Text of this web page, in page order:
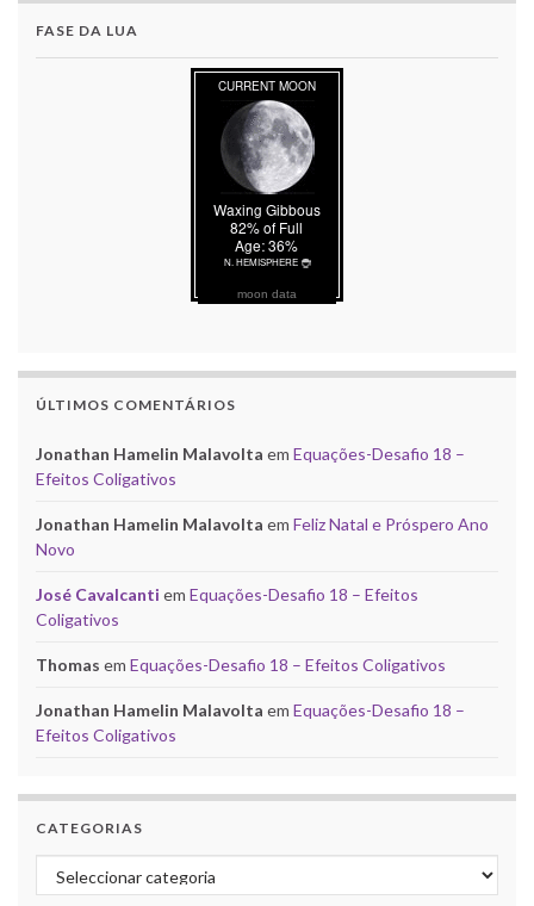
FASE DA LUA
moon data
ÚLTIMOS COMENTÁRIOS
Jonathan Hamelin Malavolta em Equações-Desafio 18 –
Efeitos Coligativos
Jonathan Hamelin Malavolta em Feliz Natal e Próspero Ano
Novo
José Cavalcanti em Equações-Desafio 18 – Efeitos
Coligativos
Thomas em Equações-Desafio 18 – Efeitos Coligativos
Jonathan Hamelin Malavolta em Equações-Desafio 18 –
Efeitos Coligativos
CATEGORIAS
Categorias